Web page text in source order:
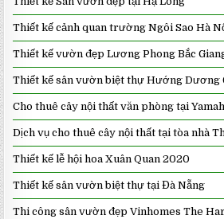
Thiết kế cảnh quan trường Ngôi Sao Hà
Thiết kế vườn đẹp Lương Phong Bắc
Thiết kế sân vườn biệt thự Hướng Dương
Cho thuê cây nội thất văn phòng tại
Dịch vụ cho thuê cây nội thất tại tòa nhà
Thiết kế lễ hội hoa Xuân Quan 2020
Thiết kế sân vườn biệt thự tại Đà Nẵng
Thi công sân vườn đẹp Vinhomes The